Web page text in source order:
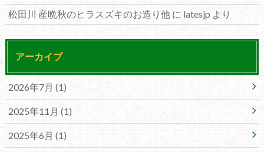
松田川 産晩秋のヒラスズキのお造り他に latesjp より
アーカイブ
2026年7月 (1)
2025年11月 (1)
2025年6月 (1)